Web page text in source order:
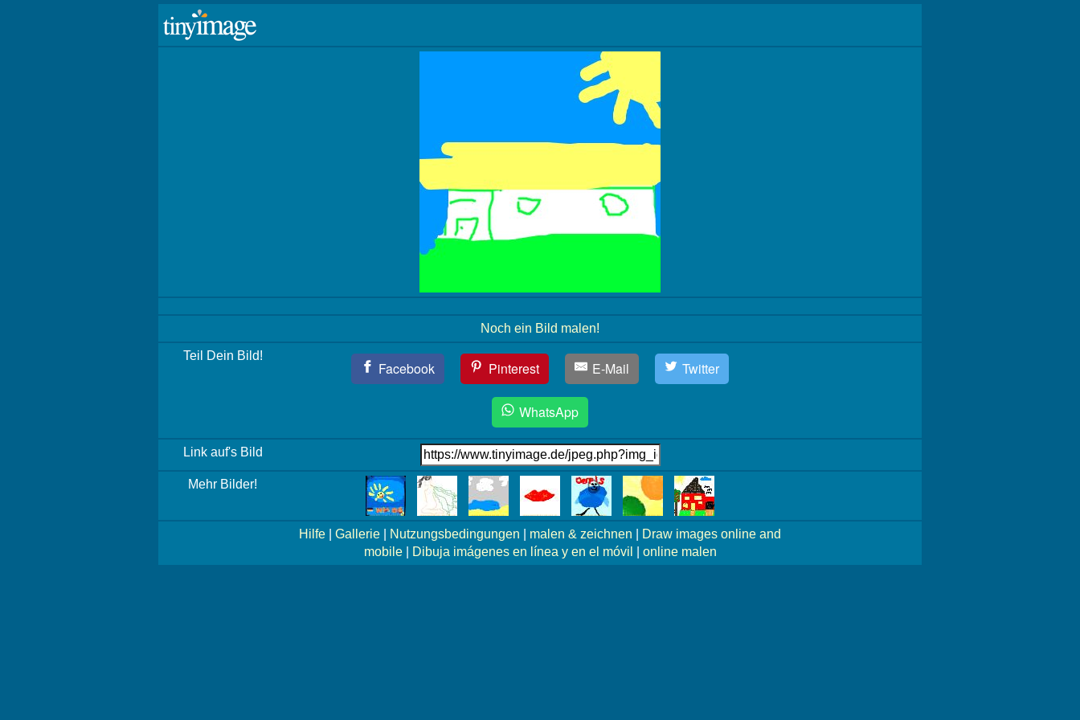
Noch ein Bild malen!
Teil Dein Bild!
Facebook Pinterest E-Mail Twitter
WhatsApp
Link auf's Bild
Mehr Bilder!
Hilfe Gallerie Nutzungsbedingungen malen & zeichnen
Draw images online and
mobile| Dibuja imágenes en línea y en el móvil online malen